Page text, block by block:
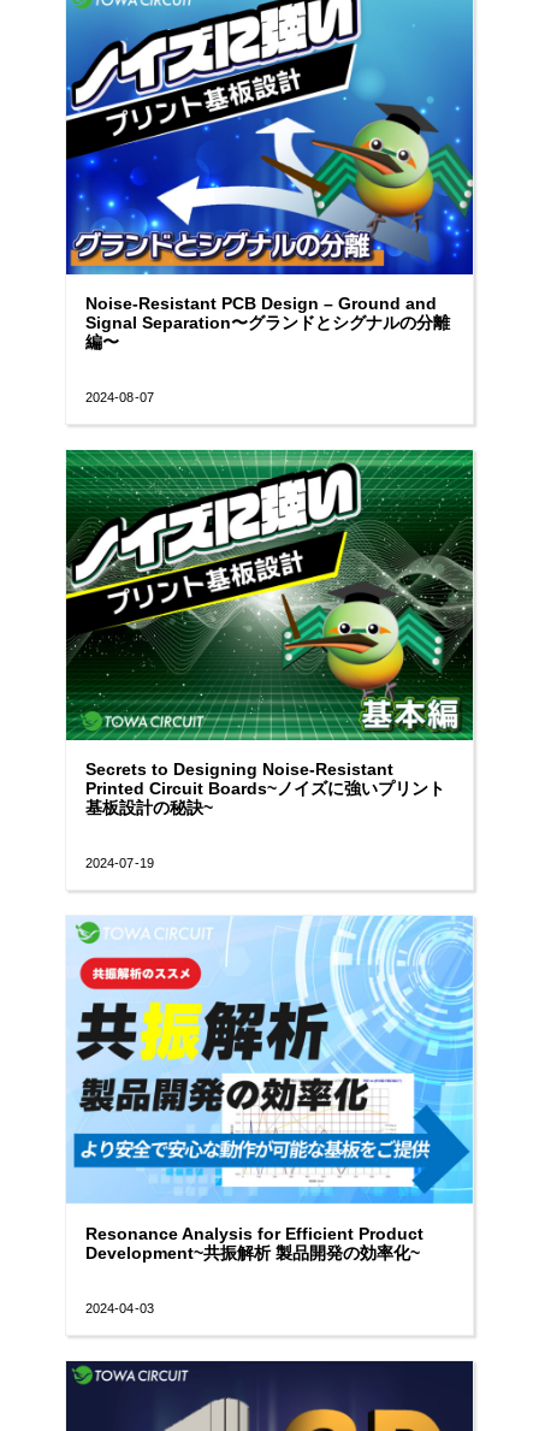
Noise-Resistant PCB Design – Ground and
Signal Separation〜グランドとシグナルの分離
編〜
2024-08-07
Secrets to Designing Noise-Resistant
Printed Circuit Boards~ノイズに強いプリント
基板設計の秘訣~
2024-07-19
Resonance Analysis for Efficient Product
Development~共振解析 製品開発の効率化~
2024-04-03